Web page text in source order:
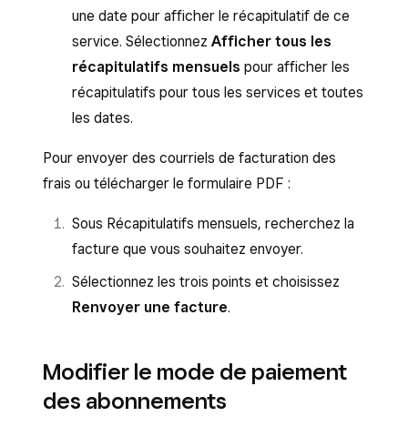
une date pour afficher le récapitulatif de ce
service. Sélectionnez Afficher tous les
récapitulatifs mensuels pour afficher les
récapitulatifs pour tous les services et toutes
les dates.
Pour envoyer des courriels de facturation des
frais ou télécharger le formulaire PDF :
Sous Récapitulatifs mensuels, recherchez la
facture que vous souhaitez envoyer.
Sélectionnez les trois points et choisissez
Renvoyer une facture.
Modifier le mode de paiement
des abonnements